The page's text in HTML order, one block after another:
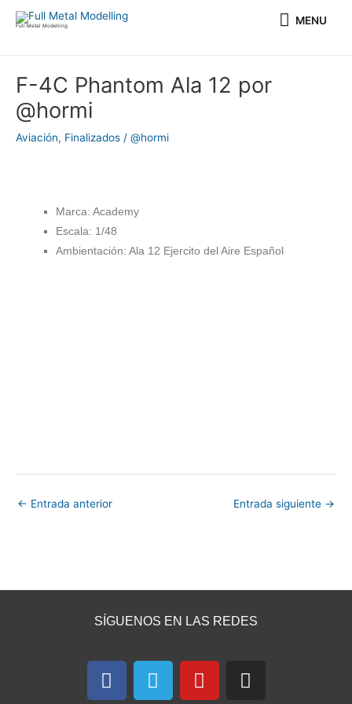
Full Metal Modelling MENU
MENU
F-4C Phantom Ala 12 por
@hormi
Aviación, Finalizados / @hormi
Marca: Academy
Escala: 1/48
Ambientación: Ala 12 Ejercito del Aire Español
de
entradas
← Entrada anterior Entrada siguiente →
SÍGUENOS EN LAS REDES
F
a
T
e
Y
o
I
n